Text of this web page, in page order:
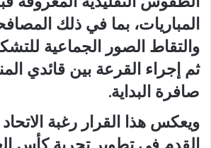
المباريات، بما في ذلك
والتقاط الصور الجماعية
ثم إجراء القرعة بين قائدي
صافرة البداية.
ويعكس هذا القرار رغبة